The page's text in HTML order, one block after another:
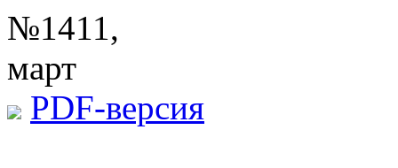
№1411,
март
PDF-версия